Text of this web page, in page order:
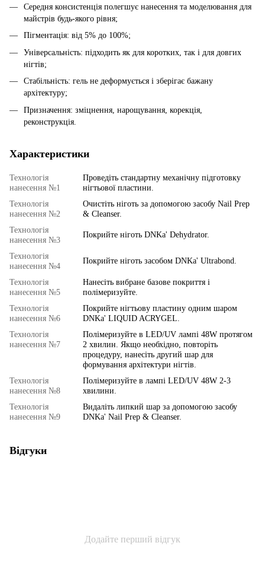
Середня консистенція полегшує нанесення та моделювання для
майстрів будь-якого рівня;
Пігментація: від 5% до 100%;
Універсальність: підходить як для коротких, так і для довгих
нігтів;
Стабільність: гель не деформується і зберігає бажану
архітектуру;
Призначення: зміцнення, нарощування, корекція,
реконструкція.
Характеристики
Технологія
нанесення №1
Проведіть стандартну механічну підготовку
нігтьової пластини.
Технологія
нанесення №2
Очистіть ніготь за допомогою засобу Nail Prep
& Cleanser.
Технологія
нанесення №3
Покрийте ніготь DNKa' Dehydrator.
Технологія
нанесення №4
Покрийте ніготь засобом DNKa' Ultrabond.
Технологія
нанесення №5
Нанесіть вибране базове покриття і
полімеризуйте.
Технологія
нанесення №6
Покрийте нігтьову пластину одним шаром
DNKa' LIQUID ACRYGEL.
Технологія
нанесення №7
Полімеризуйте в LED/UV лампі 48W протягом
2 хвилин. Якщо необхідно, повторіть
процедуру, нанесіть другий шар для
формування архітектури нігтів.
Технологія
нанесення №8
Полімеризуйте в лампі LED/UV 48W 2-3
хвилини.
Технологія
нанесення №9
Видаліть липкий шар за допомогою засобу
DNKa' Nail Prep & Cleanser.
Відгуки
Додайте перший відгук